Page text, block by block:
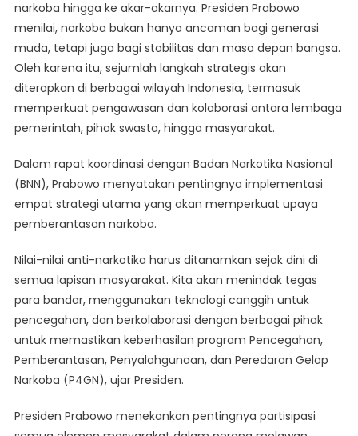
Prabowo
Instruksikan
Langkah
Strategis
narkoba hingga ke akar-akarnya. Presiden Prabowo
menilai, narkoba bukan hanya ancaman bagi generasi
muda, tetapi juga bagi stabilitas dan masa depan bangsa.
Oleh karena itu, sejumlah langkah strategis akan
diterapkan di berbagai wilayah Indonesia, termasuk
memperkuat pengawasan dan kolaborasi antara lembaga
pemerintah, pihak swasta, hingga masyarakat.
Dalam rapat koordinasi dengan Badan Narkotika Nasional
(BNN), Prabowo menyatakan pentingnya implementasi
empat strategi utama yang akan memperkuat upaya
pemberantasan narkoba.
Nilai-nilai anti-narkotika harus ditanamkan sejak dini di
semua lapisan masyarakat. Kita akan menindak tegas
para bandar, menggunakan teknologi canggih untuk
pencegahan, dan berkolaborasi dengan berbagai pihak
untuk memastikan keberhasilan program Pencegahan,
Pemberantasan, Penyalahgunaan, dan Peredaran Gelap
Narkoba (P4GN), ujar Presiden.
Presiden Prabowo menekankan pentingnya partisipasi